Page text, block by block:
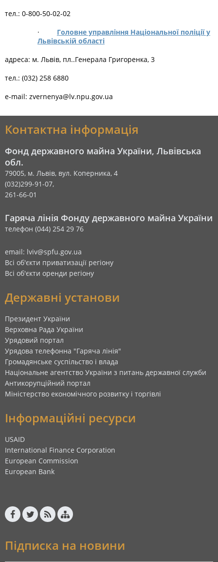
тел.: 0-800-50-02-02
· Головне управління Національної поліції у
Львівській області
адреса: м. Львів, пл..Генерала Григоренка, 3
тел.: (032) 258 6880
е-mail: zvernenya@lv.npu.gov.ua
Контактна інформація
Фонд державного майна України, Львівська
обл.
79005, м. Львів, вул. Коперника, 4
(032)299-91-07,
261-66-01
Гаряча лінія Фонду державного майна України
телефон (044) 254 29 76
email: lviv@spfu.gov.ua
Всі об'єкти приватизації регіону
Всі об'єкти оренди регіону
Державні установи
Президент України
Верховна Рада України
Урядовий портал
Урядова телефонна "Гаряча лінія"
Громадянське суспільство і влада
Національне агентство України з питань державної служби
Антикорупційний портал
Міністерство економічного розвитку і торгівлі
Інформаційні ресурси
USAID
International Finance Corporation
European Commission
European Bank
Підписка на новини